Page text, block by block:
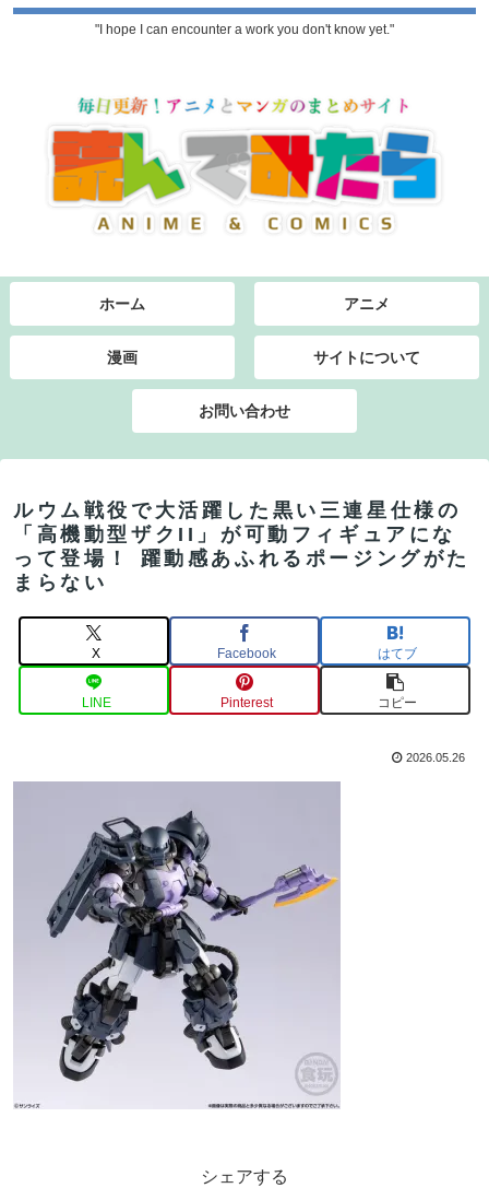
"I hope I can encounter a work you don't know yet."
ホーム アニメ
漫画 サイトについて
お問い合わせ
ルウム戦役で大活躍した黒い三連星仕様の
「高機動型ザクII」が可動フィギュアにな
って登場！ 躍動感あふれるポージングがた
まらない
X Facebook はてブ
LINE Pinterest コピー
2026.05.26
シェアする